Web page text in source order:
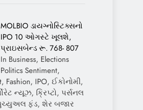
MOLBIO ડાયગ્નોસ્ટિક્સનો
IPO 10 ઓગસ્ટે ખૂલશે,
પ્રાઇસબેન્ડ રૂ. 768- 807
In Business, Elections
Politics Sentiment,
Fashion, IPO, ઈકોનોમી,
ન્યૂઝ, ક્રિપ્ટો, પર્સનલ
ફંડ, શેર બજાર